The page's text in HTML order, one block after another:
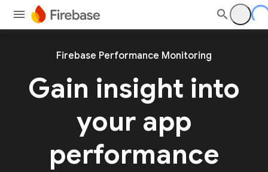
Firebase Performance Monitoring
Gain insight into
your app
performance